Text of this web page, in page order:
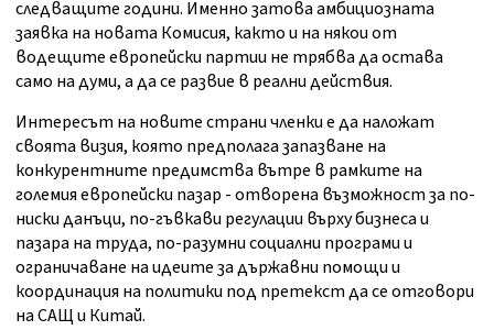
следващите години. Именно затова амбициозната
заявка на новата Комисия, както и на някои от
водещите европейски партии не трябва да остава
само на думи, а да се развие в реални действия.
Интересът на новите страни членки е да наложат
своята визия, която предполага запазване на
конкурентните предимства вътре в рамките на
големия европейски пазар - отворена възможност за по-
ниски данъци, по-гъвкави регулации върху бизнеса и
пазара на труда, по-разумни социални програми и
ограничаване на идеите за държавни помощи и
координация на политики под претекст да се отговори
на САЩ и Китай.